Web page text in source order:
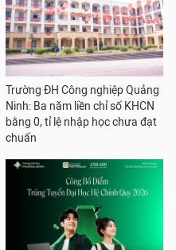
Trường ĐH Công nghiệp Quảng
Ninh: Ba năm liền chỉ số KHCN
bằng 0, tỉ lệ nhập học chưa đạt
chuẩn